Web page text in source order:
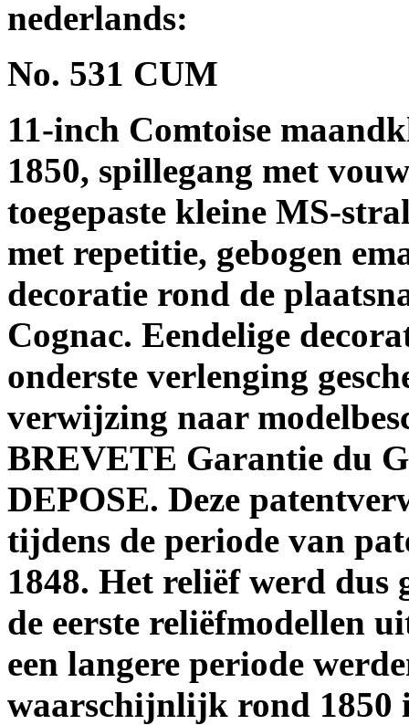
nederlands:
No. 531 CUM
11-inch Comtoise
1850, spillegang met
toegepaste kleine MS-
met repetitie, gebogen
decoratie rond de
Cognac. Eendelige
onderste verlenging
verwijzing naar
BREVETE Garantie du
DEPOSE. Deze
tijdens de periode van
1848. Het reliëf werd dus
de eerste reliëfmodellen
een langere periode
waarschijnlijk rond 1850